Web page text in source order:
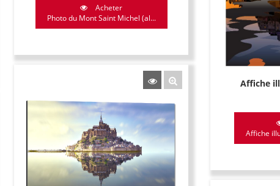
Acheter
Photo du Mont Saint Michel (al...
Affiche
Affiche